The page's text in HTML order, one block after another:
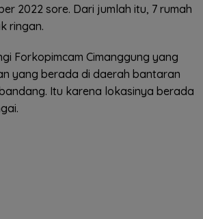
2022 sore. Dari jumlah itu, 7 rumah
ringan.
Forkopimcam Cimanggung yang
yang berada di daerah bantaran
Itu karena lokasinya berada